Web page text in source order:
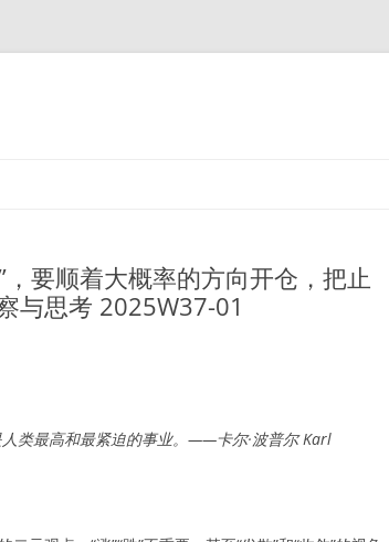
要顺着大概率的方向开仓，把止
与思考 2025W37-01
类最高和最紧迫的事业。——卡尔·波普尔 Karl